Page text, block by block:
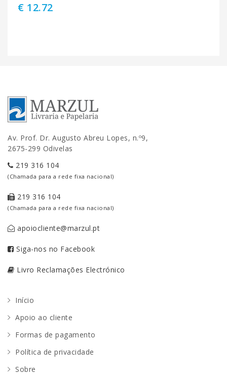
€ 12.72
Av. Prof. Dr. Augusto Abreu Lopes, n.º9,
2675-299 Odivelas
219 316 104
(Chamada para a rede fixa nacional)
219 316 104
(Chamada para a rede fixa nacional)
apoiocliente@marzul.pt
Siga-nos no Facebook
Livro Reclamações Electrónico
Início
Apoio ao cliente
Formas de pagamento
Política de privacidade
Sobre